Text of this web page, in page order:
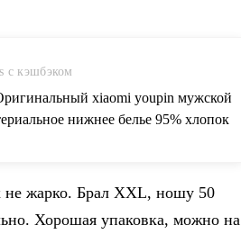
с кэшбэком
xiaomi youpin мужской
нижнее белье 95% хлопок
не жарко. Брал XXL, ношу 50
Хорошая упаковка, можно на